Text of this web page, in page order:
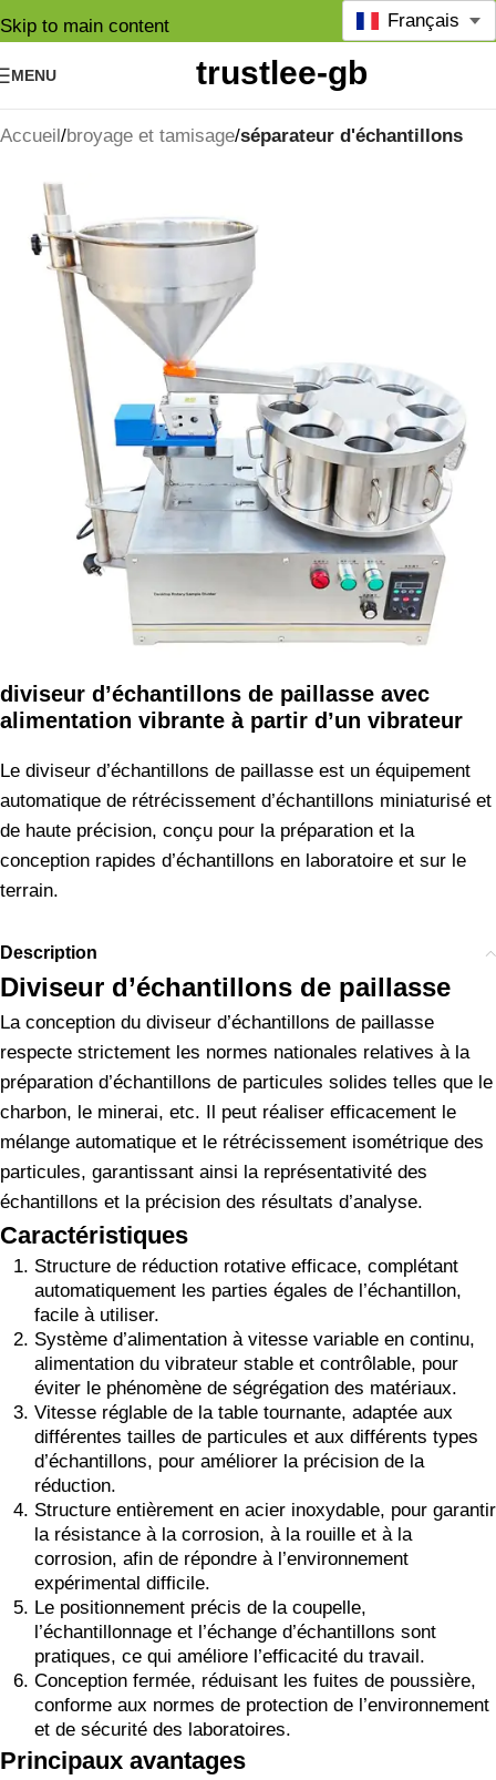
Skip to main content
MENU
Français
Accueil broyage et tamisage séparateur d'échantillons
diviseur d’échantillons de paillasse avec
alimentation vibrante à partir d’un vibrateur
Le diviseur d’échantillons de paillasse est un équipement
automatique de rétrécissement d’échantillons miniaturisé et
de haute précision, conçu pour la préparation et la
conception rapides d’échantillons en laboratoire et sur le
terrain.
Description
Diviseur d’échantillons de paillasse
La conception du diviseur d’échantillons de paillasse
respecte strictement les normes nationales relatives à la
préparation d’échantillons de particules solides telles que le
charbon, le minerai, etc. Il peut réaliser efficacement le
mélange automatique et le rétrécissement isométrique des
particules, garantissant ainsi la représentativité des
échantillons et la précision des résultats d’analyse.
Caractéristiques
Structure de réduction rotative efficace, complétant
automatiquement les parties égales de l’échantillon,
facile à utiliser.
Système d’alimentation à vitesse variable en continu,
alimentation du vibrateur stable et contrôlable, pour
éviter le phénomène de ségrégation des matériaux.
Vitesse réglable de la table tournante, adaptée aux
différentes tailles de particules et aux différents types
d’échantillons, pour améliorer la précision de la
réduction.
Structure entièrement en acier inoxydable, pour garantir
la résistance à la corrosion, à la rouille et à la
corrosion, afin de répondre à l’environnement
expérimental difficile.
Le positionnement précis de la coupelle,
l’échantillonnage et l’échange d’échantillons sont
pratiques, ce qui améliore l’efficacité du travail.
Conception fermée, réduisant les fuites de poussière,
conforme aux normes de protection de l’environnement
et de sécurité des laboratoires.
Principaux avantages